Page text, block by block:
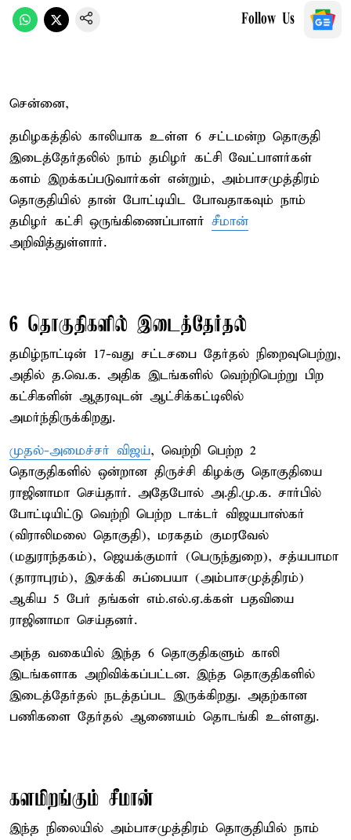
Follow Us
சென்னை,
தமிழகத்தில் காலியாக உள்ள 6 சட்டமன்ற தொகுதி
இடைத்தேர்தலில் நாம் தமிழர் கட்சி வேட்பாளர்கள்
களம் இறக்கப்படுவார்கள் என்றும், அம்பாசமுத்திரம்
தொகுதியில் தான் போட்டியிட போவதாகவும் நாம்
தமிழர் கட்சி ஒருங்கிணைப்பாளர் சீமான்
அறிவித்துள்ளார்.
6 தொகுதிகளில் இடைத்தேர்தல்
தமிழ்நாட்டின் 17-வது சட்டசபை தேர்தல் நிறைவுபெற்று,
அதில் த.வெ.க. அதிக இடங்களில் வெற்றிபெற்று பிற
கட்சிகளின் ஆதரவுடன் ஆட்சிக்கட்டிலில்
அமர்ந்திருக்கிறது.
முதல்-அமைச்சர் விஜய், வெற்றி பெற்ற 2
தொகுதிகளில் ஒன்றான திருச்சி கிழக்கு தொகுதியை
ராஜினாமா செய்தார். அதேபோல் அ.தி.மு.க. சார்பில்
போட்டியிட்டு வெற்றி பெற்ற டாக்டர் விஜயபாஸ்கர்
(விராலிமலை தொகுதி), மரகதம் குமரவேல்
(மதுராந்தகம்), ஜெயக்குமார் (பெருந்துறை), சத்யபாமா
(தாராபுரம்), இசக்கி சுப்பையா (அம்பாசமுத்திரம்)
ஆகிய 5 பேர் தங்கள் எம்.எல்.ஏ.க்கள் பதவியை
ராஜினாமா செய்தனர்.
அந்த வகையில் இந்த 6 தொகுதிகளும் காலி
இடங்களாக அறிவிக்கப்பட்டன. இந்த தொகுதிகளில்
இடைத்தேர்தல் நடத்தப்பட இருக்கிறது. அதற்கான
பணிகளை தேர்தல் ஆணையம் தொடங்கி உள்ளது.
களமிறங்கும் சீமான்
இந்த நிலையில் அம்பாசமுத்திரம் தொகுதியில் நாம்